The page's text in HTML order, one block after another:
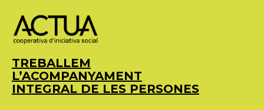
TREBALLEM
L’ACOMPANYAMENT
INTEGRAL DE LES PERSONES